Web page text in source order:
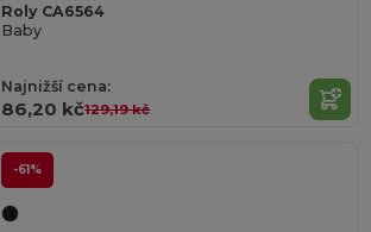
Roly CA6564
Baby
Najnižší cena:
86,20 kč129,19 kč
-61%